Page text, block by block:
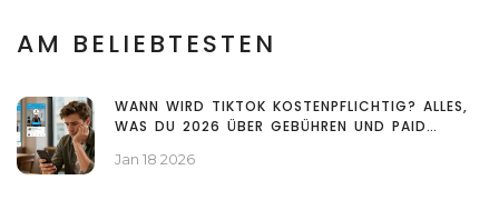
AM BELIEBTESTEN
WANN WIRD TIKTOK KOSTENPFLICHTIG? ALLES,
WAS DU 2026 ÜBER GEBÜHREN UND PAID
Jan 18 2026